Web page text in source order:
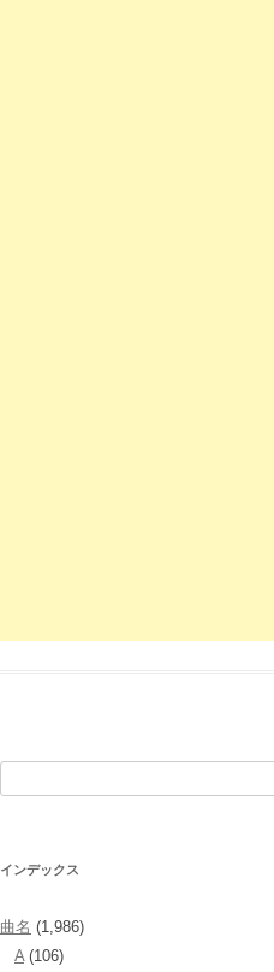
インデックス
曲名 (1,986)
A(106)